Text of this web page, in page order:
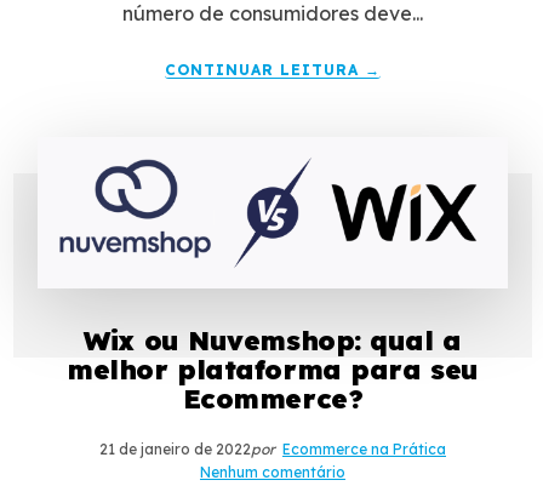
número de consumidores deve...
CONTINUAR LEITURA →
Wix ou Nuvemshop: qual a
melhor plataforma para seu
Ecommerce?
21 de janeiro de 2022por Ecommerce na Prática
Nenhum comentário